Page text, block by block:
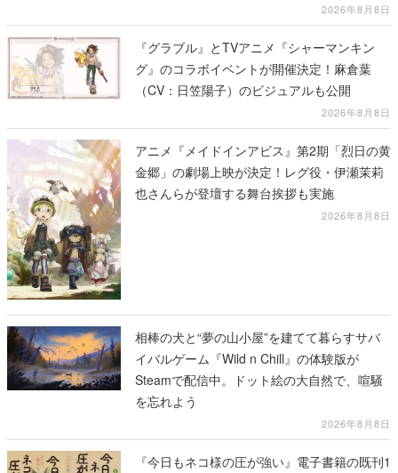
2026年8月8日
『グラブル』とTVアニメ『シャーマンキン
グ』のコラボイベントが開催決定！麻倉葉
（CV：日笠陽子）のビジュアルも公開
2026年8月8日
アニメ『メイドインアビス』第2期「烈日の黄
金郷」の劇場上映が決定！レグ役・伊瀬茉莉
也さんらが登壇する舞台挨拶も実施
2026年8月8日
相棒の犬と“夢の山小屋”を建てて暮らすサバ
イバルゲーム『Wild n Chill』の体験版が
Steamで配信中。ドット絵の大自然で、喧騒
を忘れよう
2026年8月8日
『今日もネコ様の圧が強い』電子書籍の既刊1